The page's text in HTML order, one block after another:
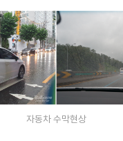
자동차 수막현상